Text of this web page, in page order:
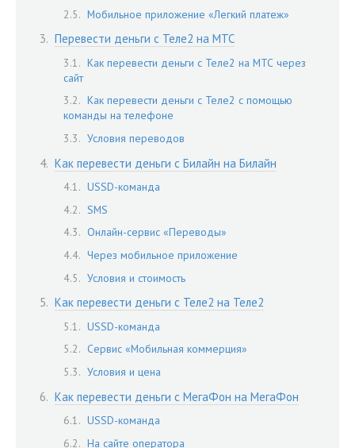
Мобильное приложение «Легкий платеж»
Перевести деньги с Теле2 на МТС
Как перевести деньги с Теле2 на МТС через
сайт
Как перевести деньги с Теле2 с помощью
команды на телефоне
Условия переводов
Как перевести деньги с Билайн на Билайн
USSD-команда
SMS
Онлайн-сервис «Переводы»
Через мобильное приложение
Условия и стоимость
Как перевести деньги с Теле2 на Теле2
USSD-команда
Сервис «Мобильная коммерция»
Условия и цена
Как перевести деньги с МегаФон на МегаФон
USSD-команда
На сайте оператора